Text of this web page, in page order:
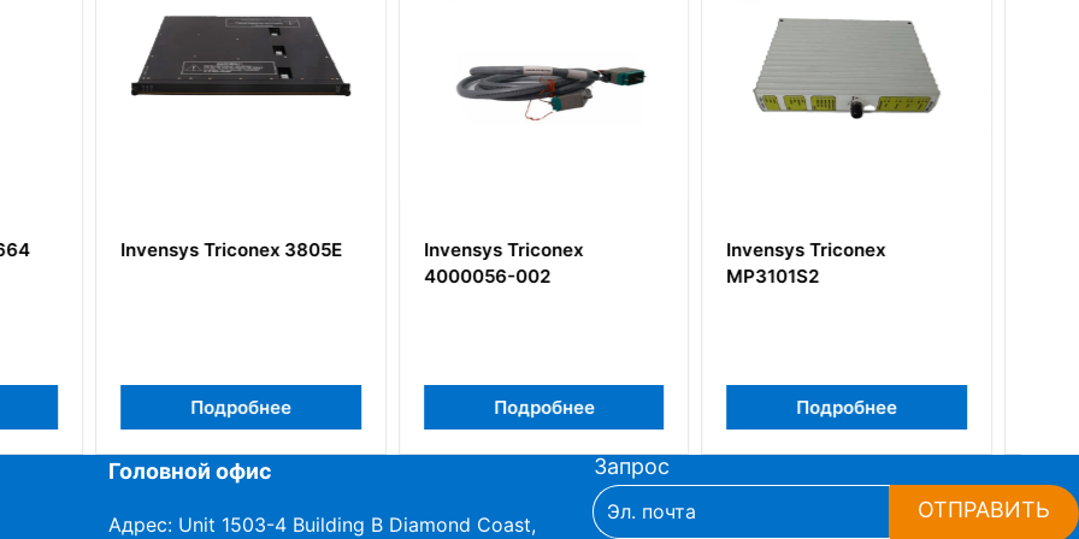
3805E
Invensys Triconex
Подробнее
Invensys Triconex
MP3101S2
Подробнее
Invensys Triconex
4000103-510
Подробнее
Головной офис
Адрес: Unit 1503-4 Building B Diamond Coast,
Запрос
ОТПРАВИТЬ